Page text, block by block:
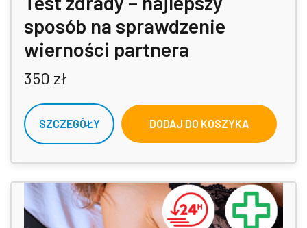
sposób na sprawdzenie
wierności partnera
350 zł
SZCZEGÓŁY DODAJ DO KOSZYKA